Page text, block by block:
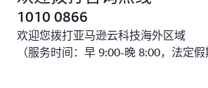
1010 0866
欢迎您拨打亚马逊云科技海外区域
（服务时间：早 9:00-晚 8:00，法定假